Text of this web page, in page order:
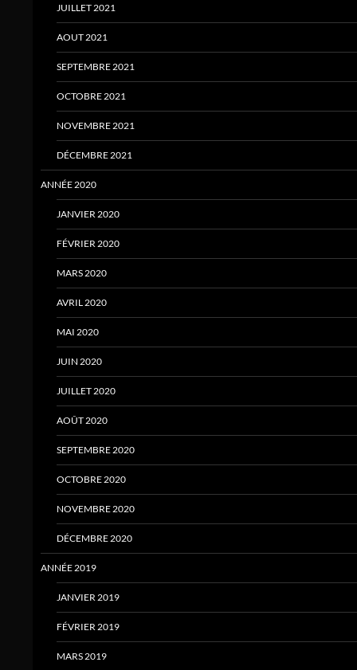
JUILLET 2021
AOUT 2021
SEPTEMBRE 2021
OCTOBRE 2021
NOVEMBRE 2021
DÉCEMBRE 2021
ANNÉE 2020
JANVIER 2020
FÉVRIER 2020
MARS 2020
AVRIL 2020
MAI 2020
JUIN 2020
JUILLET 2020
AOÛT 2020
SEPTEMBRE 2020
OCTOBRE 2020
NOVEMBRE 2020
DÉCEMBRE 2020
ANNÉE 2019
JANVIER 2019
FÉVRIER 2019
MARS 2019